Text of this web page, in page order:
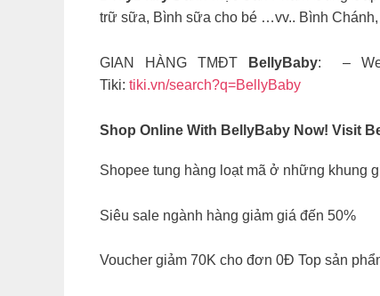
trữ sữa, Bình sữa cho bé …vv.. Bình
GIAN HÀNG TMĐT BellyBaby: –
Tiki: tiki.vn/search?q=BellyBaby
Shop Online With BellyBaby Now! Visit
Shopee tung hàng loạt mã ở những khung
Siêu sale ngành hàng giảm giá đến 50%
Voucher giảm 70K cho đơn 0Đ Top sản